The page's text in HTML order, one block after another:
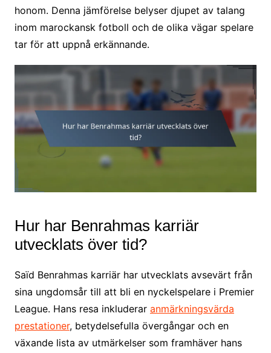
honom. Denna jämförelse belyser djupet av talang
inom marockansk fotboll och de olika vägar spelare
tar för att uppnå erkännande.
Hur har Benrahmas karriär
utvecklats över tid?
Saïd Benrahmas karriär har utvecklats avsevärt från
sina ungdomsår till att bli en nyckelspelare i Premier
League. Hans resa inkluderar anmärkningsvärda
prestationer, betydelsefulla övergångar och en
växande lista av utmärkelser som framhäver hans